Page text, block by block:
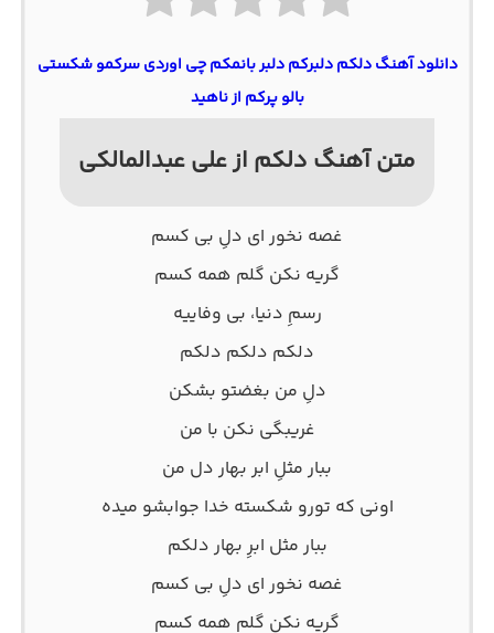
دانلود آهنگ دلکم دلبرکم دلبر بانمکم چی اوردی سرکمو شکستی
بالو پرکم از ناهید
متن آهنگ دلکم از علی عبدالمالکی
غصه نخور ای دلِ بی کسم
گریه نکن گلم همه کسم
رسمِ دنیا، بی وفاییه
دلکم دلکم دلکم
دلِ من بغضتو بشکن
غریبگی نکن با من
ببار مثلِ ابر بهار دل من
اونی که تورو شکسته خدا جوابشو میده
ببار مثل ابرِ بهار دلکم
غصه نخور ای دلِ بی کسم
گریه نکن گلم همه کسم